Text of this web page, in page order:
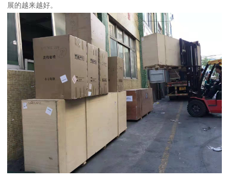
展的越来越好。